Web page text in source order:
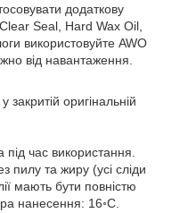
додаткову
Seal, Hard Wax Oil,
використовуйте AWO
від навантаження.
закритій оригінальній
час використання.
пилу та жиру (усі сліди
мають бути повністю
нанесення: 16◦С.